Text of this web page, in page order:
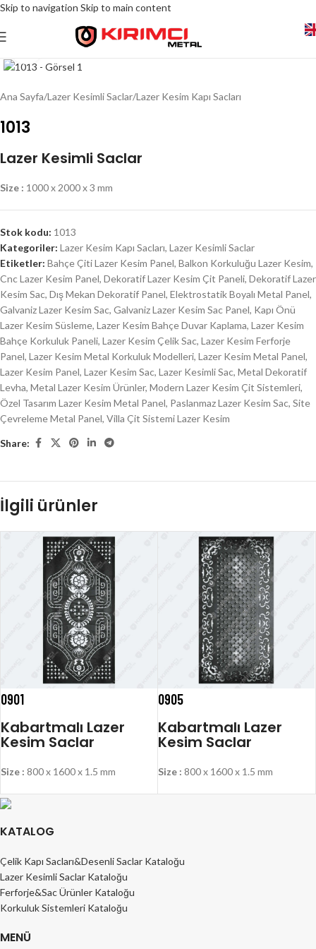
Skip to navigation Skip to main content
Click to enlarge
Ana Sayfa/Lazer Kesimli Saclar/Lazer Kesim Kapı Sacları
1013
Lazer Kesimli Saclar
Size : 1000 x 2000 x 3 mm
Stok kodu: 1013
Kategoriler: Lazer Kesim Kapı Sacları, Lazer Kesimli Saclar
Etiketler: Bahçe Çiti Lazer Kesim Panel, Balkon Korkuluğu Lazer Kesim,
Cnc Lazer Kesim Panel, Dekoratif Lazer Kesim Çit Paneli, Dekoratif Lazer
Kesim Sac, Dış Mekan Dekoratif Panel, Elektrostatik Boyalı Metal Panel,
Galvaniz Lazer Kesim Sac, Galvaniz Lazer Kesim Sac Panel, Kapı Önü
Lazer Kesim Süsleme, Lazer Kesim Bahçe Duvar Kaplama, Lazer Kesim
Bahçe Korkuluk Paneli, Lazer Kesim Çelik Sac, Lazer Kesim Ferforje
Panel, Lazer Kesim Metal Korkuluk Modelleri, Lazer Kesim Metal Panel,
Lazer Kesim Panel, Lazer Kesim Sac, Lazer Kesimli Sac, Metal Dekoratif
Levha, Metal Lazer Kesim Ürünler, Modern Lazer Kesim Çit Sistemleri,
Özel Tasarım Lazer Kesim Metal Panel, Paslanmaz Lazer Kesim Sac, Site
Çevreleme Metal Panel, Villa Çit Sistemi Lazer Kesim
Share:
İlgili ürünler
0901
Kabartmalı Lazer
Kesim Saclar
Size : 800 x 1600 x 1.5 mm
0905
Kabartmalı Lazer
Kesim Saclar
Size : 800 x 1600 x 1.5 mm
KATALOG
Çelik Kapı Sacları&Desenli Saclar Kataloğu
Lazer Kesimli Saclar Kataloğu
Ferforje&Sac Ürünler Kataloğu
Korkuluk Sistemleri Kataloğu
MENÜ